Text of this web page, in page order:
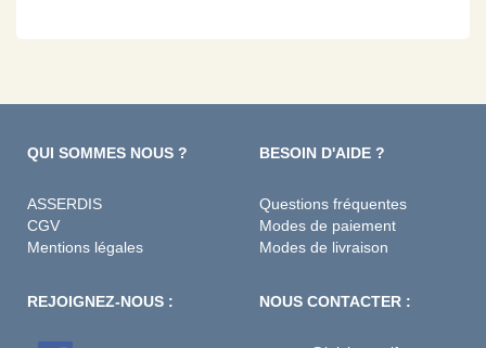
QUI SOMMES NOUS ?
ASSERDIS
CGV
Mentions légales
BESOIN D'AIDE ?
Questions fréquentes
Modes de paiement
Modes de livraison
REJOIGNEZ-NOUS : NOUS CONTACTER :